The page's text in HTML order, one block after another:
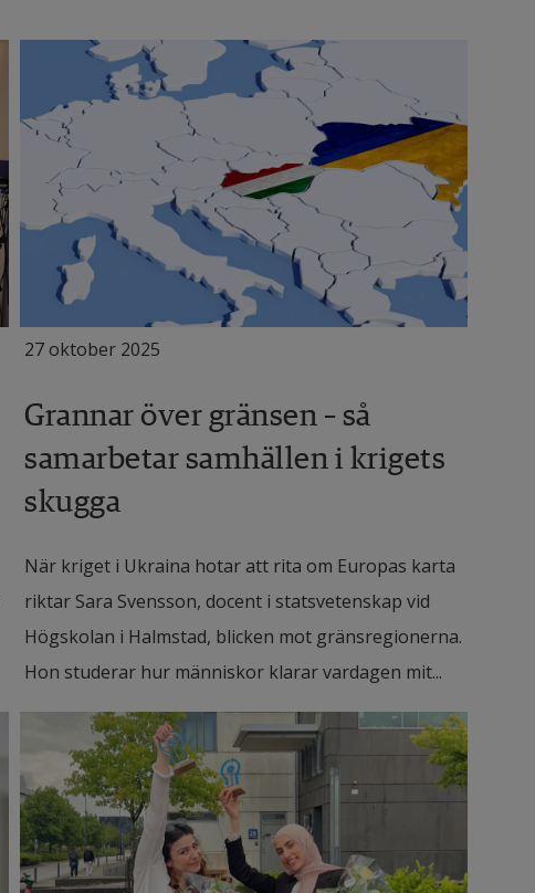
27 oktober 2025
Grannar över gränsen – så
samarbetar samhällen i krigets
skugga
När kriget i Ukraina hotar att rita om Europas karta
riktar Sara Svensson, docent i statsvetenskap vid
Högskolan i Halmstad, blicken mot gränsregionerna.
Hon studerar hur människor klarar vardagen mit...